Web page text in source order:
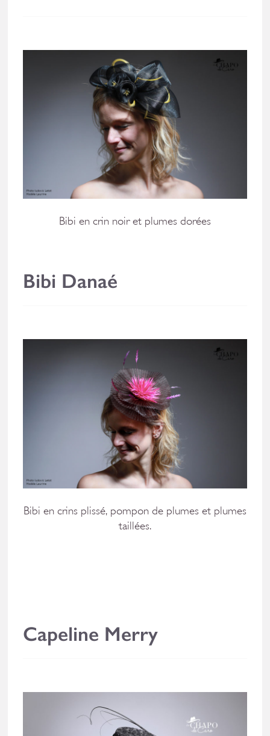
Bibi en crin noir et plumes dorées
Bibi Danaé
Bibi en crins plissé, pompon de plumes et plumes
taillées.
Capeline Merry